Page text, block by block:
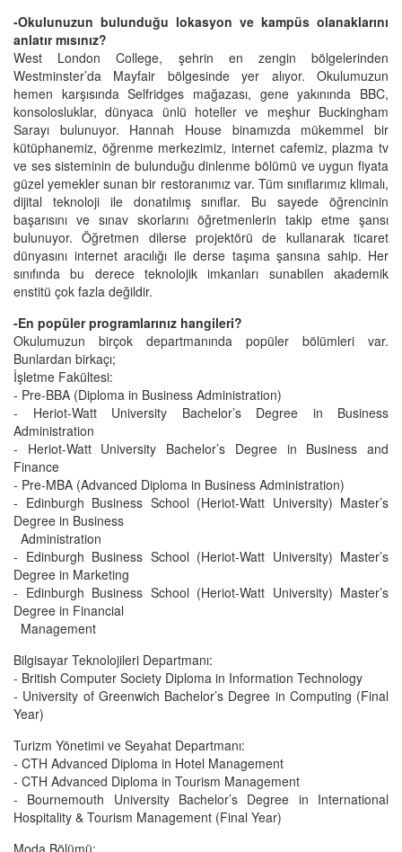
-Okulunuzun bulunduğu lokasyon ve kampüs olanaklarını
anlatır mısınız?
West London College, şehrin en zengin bölgelerinden
Westminster’da Mayfair bölgesinde yer alıyor. Okulumuzun
hemen karşısında Selfridges mağazası, gene yakınında BBC,
konsolosluklar, dünyaca ünlü hoteller ve meşhur Buckingham
Sarayı bulunuyor. Hannah House binamızda mükemmel bir
kütüphanemiz, öğrenme merkezimiz, internet cafemiz, plazma tv
ve ses sisteminin de bulunduğu dinlenme bölümü ve uygun fiyata
güzel yemekler sunan bir restoranımız var. Tüm sınıflarımız klimalı,
dijital teknoloji ile donatılmış sınıflar. Bu sayede öğrencinin
başarısını ve sınav skorlarını öğretmenlerin takip etme şansı
bulunuyor. Öğretmen dilerse projektörü de kullanarak ticaret
dünyasını internet aracılığı ile derse taşıma şansına sahip. Her
sınıfında bu derece teknolojik imkanları sunabilen akademik
enstitü çok fazla değildir.
-En popüler programlarınız hangileri?
Okulumuzun birçok departmanında popüler bölümleri var.
Bunlardan birkaçı;
İşletme Fakültesi:
- Pre-BBA (Diploma in Business Administration)
- Heriot-Watt University Bachelor’s Degree in Business
Administration
- Heriot-Watt University Bachelor’s Degree in Business and
Finance
- Pre-MBA (Advanced Diploma in Business Administration)
- Edinburgh Business School (Heriot-Watt University) Master’s
Degree in Business
Administration
- Edinburgh Business School (Heriot-Watt University) Master’s
Degree in Marketing
- Edinburgh Business School (Heriot-Watt University) Master’s
Degree in Financial
Management
Bilgisayar Teknolojileri Departmanı:
- British Computer Society Diploma in Information Technology
- University of Greenwich Bachelor’s Degree in Computing (Final
Year)
Turizm Yönetimi ve Seyahat Departmanı:
- CTH Advanced Diploma in Hotel Management
- CTH Advanced Diploma in Tourism Management
- Bournemouth University Bachelor’s Degree in International
Hospitality & Tourism Management (Final Year)
Moda Bölümü: